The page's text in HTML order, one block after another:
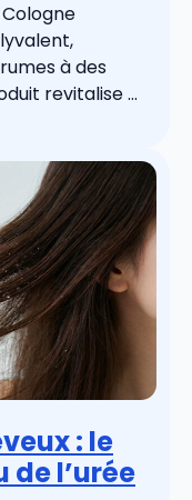
Cologne
à des
revitalise ...
: le
l’urée